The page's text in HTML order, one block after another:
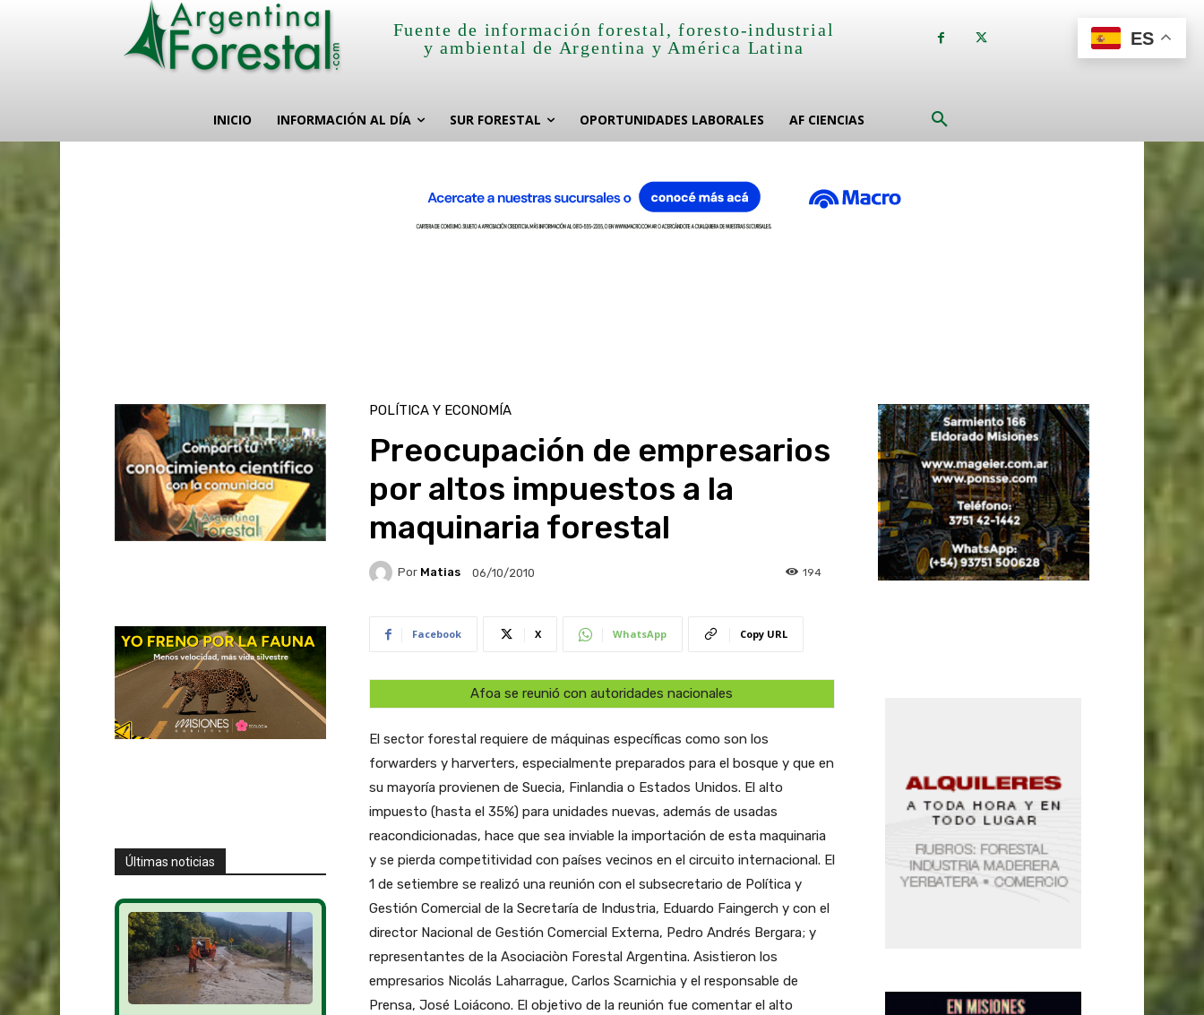
Fuente de información forestal, foresto-industrial
y ambiental de Argentina y América Latina
INICIO INFORMACIÓN AL DÍA SUR FORESTAL OPORTUNIDADES LABORALES AF CIENCIAS
Últimas noticias
POLÍTICA Y ECONOMÍA
Preocupación de empresarios
por altos impuestos a la
maquinaria forestal
Por Matias 06/10/2010 194
Facebook X WhatsApp Copy URL
Afoa se reunió con autoridades nacionales
El sector forestal requiere de máquinas específicas como son los
forwarders y harverters, especialmente preparados para el bosque y que en
su mayoría provienen de Suecia, Finlandia o Estados Unidos. El alto
impuesto (hasta el 35%) para unidades nuevas, además de usadas
reacondicionadas, hace que sea inviable la importación de esta maquinaria
y se pierda competitividad con países vecinos en el circuito internacional. El
1 de setiembre se realizó una reunión con el subsecretario de Política y
Gestión Comercial de la Secretaría de Industria, Eduardo Faingerch y con el
director Nacional de Gestión Comercial Externa, Pedro Andrés Bergara; y
representantes de la Asociaciòn Forestal Argentina. Asistieron los
empresarios Nicolás Laharrague, Carlos Scarnichia y el responsable de
Prensa, José Loiácono. El objetivo de la reunión fue comentar el alto
ES